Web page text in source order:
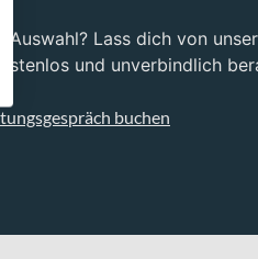
Auswahl? Lass dich von
und unverbindlich
buchen